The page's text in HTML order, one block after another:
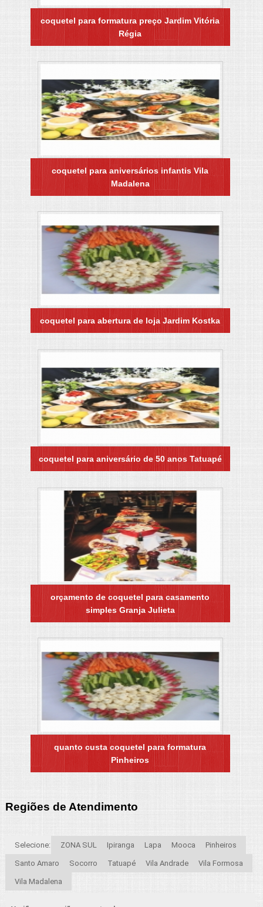
coquetel para formatura preço Jardim Vitória
Régia
coquetel para aniversários infantis Vila
Madalena
coquetel para abertura de loja Jardim Kostka
coquetel para aniversário de 50 anos Tatuapé
orçamento de coquetel para casamento
simples Granja Julieta
quanto custa coquetel para formatura
Pinheiros
Regiões de Atendimento
Selecione: ZONA SUL Ipiranga Lapa Mooca Pinheiros
Santo Amaro Socorro Tatuapé Vila Andrade Vila Formosa
Vila Madalena